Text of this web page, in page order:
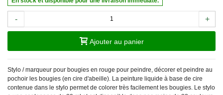
- +
Ajouter au panier
Stylo / marqueur pour bougies en rouge pour peindre, décorer et peindre au
pochoir les bougies (en cire d'abeille). La peinture liquide à base de cire
contenue dans le stylo permet de colorer très facilement les bougies. Le stylo